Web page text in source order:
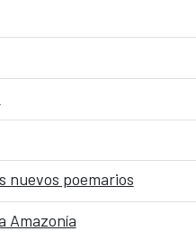
nuevos poemarios
Amazonía